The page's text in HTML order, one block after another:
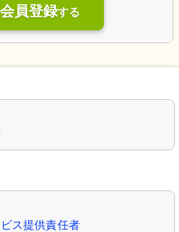
会員登録する
ス提供責任者